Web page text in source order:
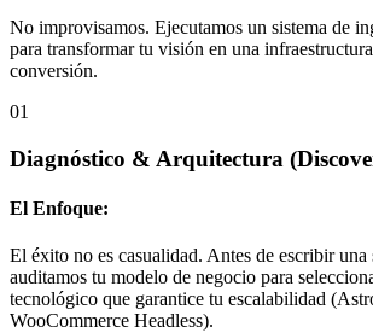
No improvisamos. Ejecutamos un sistema de
para transformar tu visión en una
conversión.
01
Diagnóstico & Arquitectura
El Enfoque:
El éxito no es casualidad. Antes de escribir
auditamos tu modelo de negocio para
tecnológico que garantice tu escalabilidad
WooCommerce Headless).